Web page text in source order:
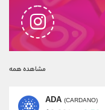
مشاهده همه
ADA (CARDANO)